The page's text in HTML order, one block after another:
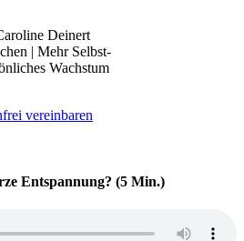
Deinert
| Mehr Selbst-
Wachstum
vereinbaren
Entspannung? (5 Min.)